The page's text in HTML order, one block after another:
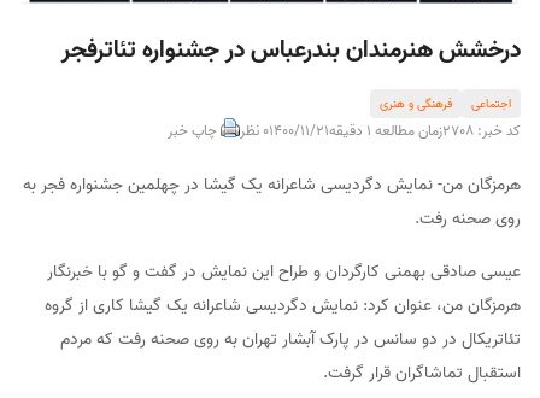
درخشش هنرمندان بندرعباس در جشنواره تئاترفجر
اجتماعی فرهنگی و هنری
کد خبر: 2708 زمان مطالعه 1 دقیقه 1400/11/210 نظر چاپ خبر
هرمزگان من- نمایش دگردیسی شاعرانه یک گیشا در چهلمین جشنواره فجر به
روی صحنه رفت.
عیسی صادقی بهمنی کارگردان و طراح این نمایش در گفت و گو با خبرنگار
هرمزگان من، عنوان کرد: نمایش دگردیسی شاعرانه یک گیشا کاری از گروه
تئاتریکال در دو سانس در پارک آبشار تهران به روی صحنه رفت که مردم
استقبال تماشاگران قرار گرفت.